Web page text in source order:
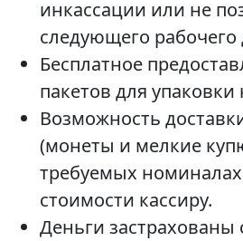
инкассации или не
следующего рабочего
Бесплатное
пакетов для
Возможность
(монеты и мелкие
требуемых
стоимости кассиру.
Деньги застрахованы